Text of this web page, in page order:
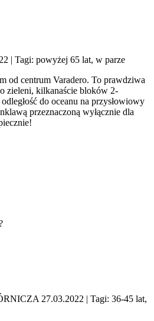
| Tagi: powyżej 65 lat, w parze
od centrum Varadero. To prawdziwa
zieleni, kilkanaście bloków 2-
do oceanu na przysłowiowy
przeznaczoną wyłącznie dla
27.03.2022 | Tagi: 36-45 lat,